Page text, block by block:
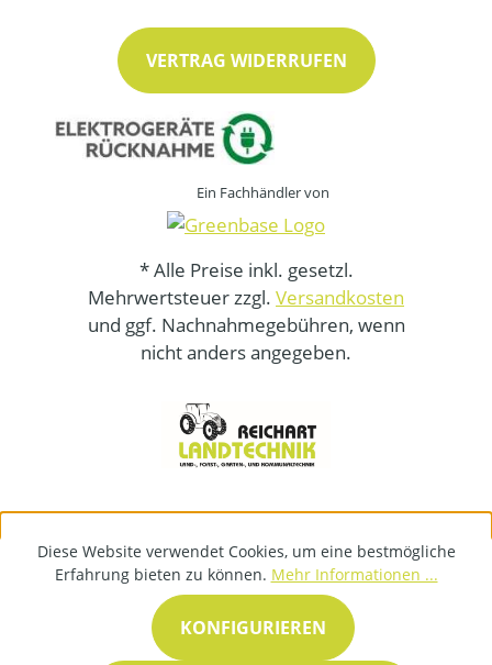
VERTRAG WIDERRUFEN
Ein Fachhändler von
* Alle Preise inkl. gesetzl.
Mehrwertsteuer zzgl. Versandkosten
und ggf. Nachnahmegebühren, wenn
nicht anders angegeben.
Diese Website verwendet Cookies, um eine bestmögliche
Erfahrung bieten zu können. Mehr Informationen ...
KONFIGURIEREN